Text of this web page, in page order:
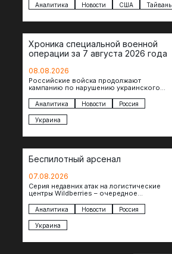
Аналитика Новости США Тайвань
Хроника специальной военной
операции за 7 августа 2026 года
08.08.2026
Российские войска продолжают
кампанию по нарушению украинского
сегодня атакованы еще по меньшей мере
два…
Аналитика Новости Россия
Украина
Беспилотный арсенал
07.08.2026
Серия недавних атак на логистические
центры Wildberries – очередное
российского тыла. И суть здесь даже не…
Аналитика Новости Россия
Украина